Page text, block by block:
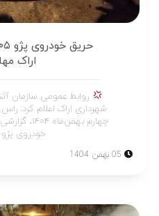
اراک
روابط عمومی سازمان
چهارم
خودروی پژو ۴۰۵
05 بهمن 1404